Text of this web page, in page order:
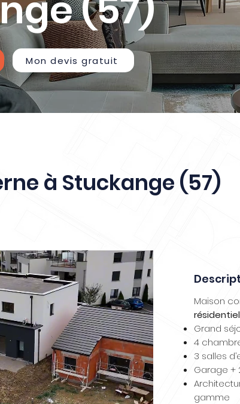
Mon devis gratuit
à Stuckange (57)
Maison
Grand
4
3 salles
Garage +
gamme